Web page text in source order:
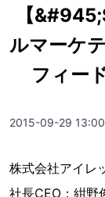
【
ルマーケ
フィー
2015-09-29 13:00
株式会社アイレ
社長CEO：紺野